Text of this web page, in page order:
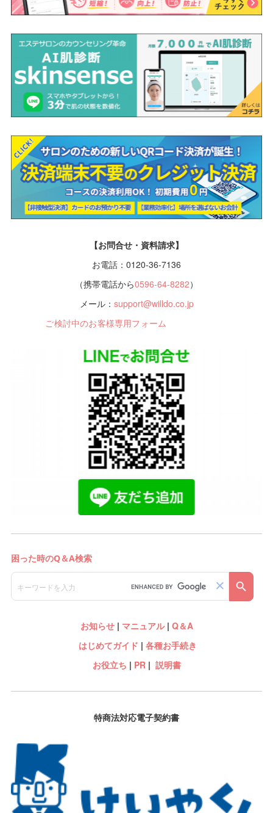
【お問合せ・資料請求】
お電話：0120-36-7136
（携帯電話から0596-64-8282）
メール： support@willdo.co.jp
ご検討中のお客様専用フォーム
お知らせ| マニュアル| Q＆A
はじめてガイド | 各種お手続き
お役立ち | PR| 説明書
特商法対応電子契約書